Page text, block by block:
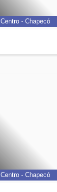
Centro - Chapecó
Centro - Chapecó